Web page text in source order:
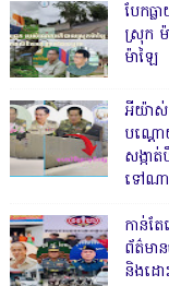
បែកធ្
ស្រុក
ម៉ាឡៃ
អីយ៉ាស់
បណ្ដោ
សង្កា
ទៅណា
កាន់ត
ព័ត៌មា
និងដោ